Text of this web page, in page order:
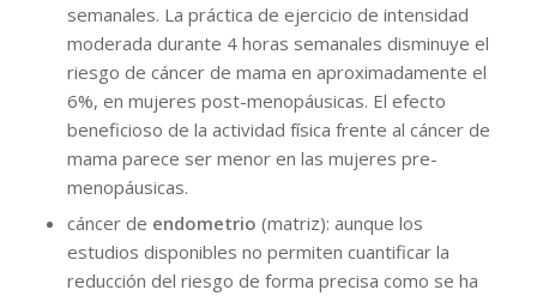
semanales. La práctica de ejercicio de intensidad
moderada durante 4 horas semanales disminuye el
riesgo de cáncer de mama en aproximadamente el
6%, en mujeres post-menopáusicas. El efecto
beneficioso de la actividad física frente al cáncer de
mama parece ser menor en las mujeres pre-
menopáusicas.
cáncer de endometrio (matriz): aunque los
estudios disponibles no permiten cuantificar la
reducción del riesgo de forma precisa como se ha